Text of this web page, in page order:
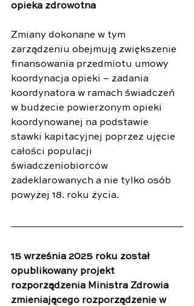
opieka zdrowotna
Zmiany dokonane w tym
zarządzeniu obejmują zwiększenie
finansowania przedmiotu umowy
koordynacja opieki – zadania
koordynatora w ramach świadczeń
w budżecie powierzonym opieki
koordynowanej na podstawie
stawki kapitacyjnej poprzez ujęcie
całości populacji
świadczeniobiorców
zadeklarowanych a nie tylko osób
powyżej 18. roku życia.
15 września 2025 roku został
opublikowany projekt
rozporządzenia Ministra Zdrowia
zmieniającego rozporządzenie w